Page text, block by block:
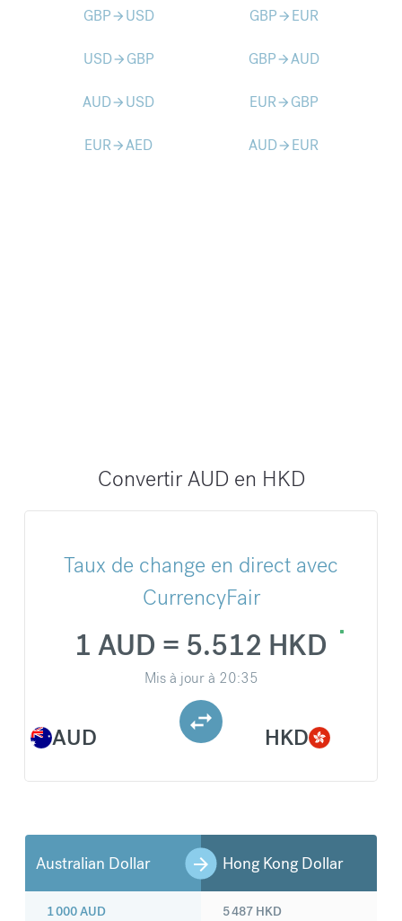
GBParrow_forward USD GBParrow_forward EUR
USDarrow_forward GBP GBParrow_forwardAUD
AUDarrow_forward USD EURarrow_forward GBP
EURarrow_forwardAED AUDarrow_forward EUR
Convertir AUD en HKD
Taux de change en direct avec
CurrencyFair
AUD
1 AUD = 5.512 HKD
Mis à jour à 20:35
HKD
Australian Dollar Hong Kong Dollar
1 000AUD 5 487 HKD